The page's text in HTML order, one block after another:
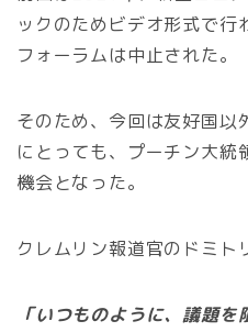
ックのためビデオ形式で
フォーラムは中止された。
そのため、今回は友好国以
にとっても、プーチン大統
機会となった。
クレムリン報道官のドミト
「いつものように、議題